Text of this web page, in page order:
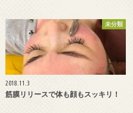
未分類
2018.11.3
筋膜リリースで体も顔もスッキリ！